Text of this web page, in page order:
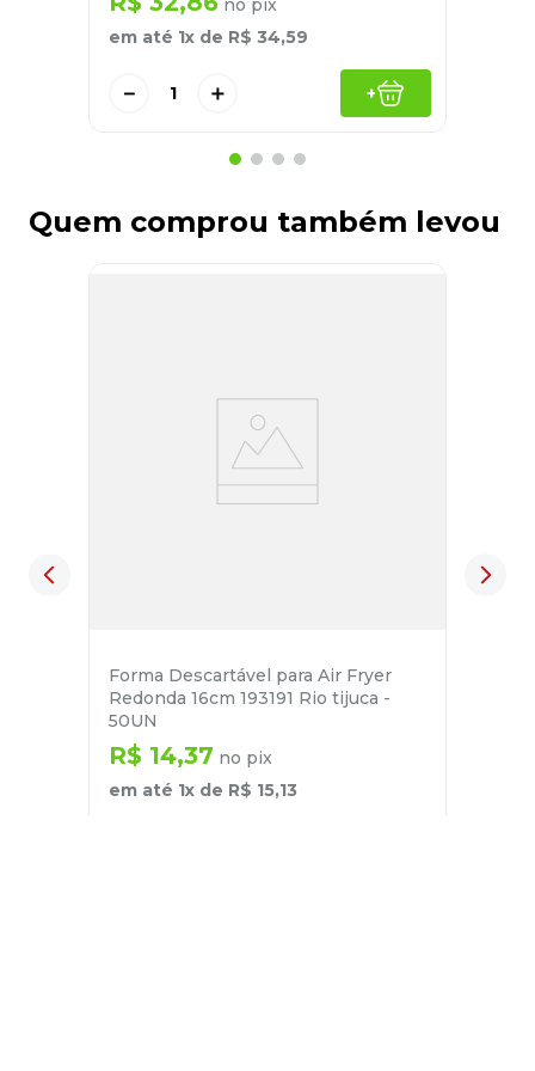
no pix
em até 1x de R$ 34,59
＋
－ +
Quem comprou também levou
Forma Descartável para Air Fryer
Redonda 16cm 193191 Rio tijuca -
50UN
R$ 14,37 no pix
em até 1x de R$ 15,13